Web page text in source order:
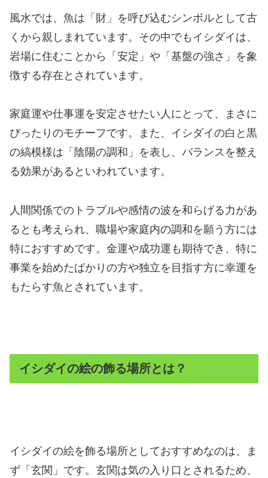
風水では、魚は「財」を呼び込むシンボルとして古
くから親しまれています。その中でもイシダイは、
岩場に住むことから「安定」や「基盤の強さ」を象
徴する存在とされています。
家庭運や仕事運を安定させたい人にとって、まさに
ぴったりのモチーフです。また、イシダイの白と黒
の縞模様は「陰陽の調和」を表し、バランスを整え
る効果があるといわれています。
人間関係でのトラブルや感情の波を和らげる力があ
るとも考えられ、職場や家庭内の調和を願う方には
特におすすめです。金運や成功運も期待でき、特に
事業を始めたばかりの方や独立を目指す方に幸運を
もたらす魚とされています。
イシダイの絵の飾る場所とは？
イシダイの絵を飾る場所としておすすめなのは、ま
ず「玄関」です。玄関は気の入り口とされるため、